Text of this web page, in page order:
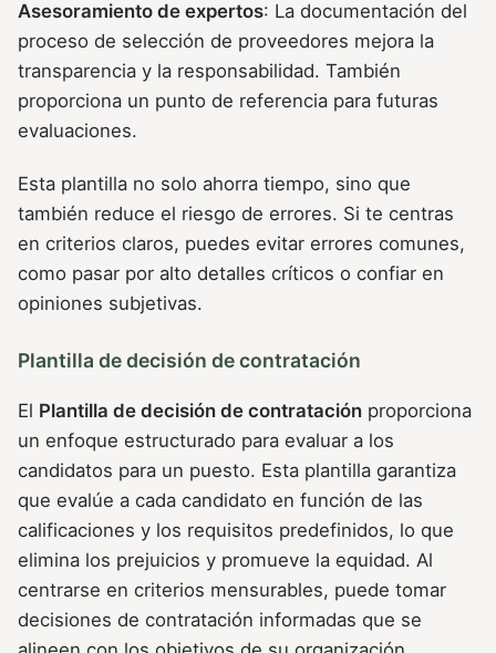
Asesoramiento de expertos: La documentación del
proceso de selección de proveedores mejora la
transparencia y la responsabilidad. También
proporciona un punto de referencia para futuras
evaluaciones.
Esta plantilla no solo ahorra tiempo, sino que
también reduce el riesgo de errores. Si te centras
en criterios claros, puedes evitar errores comunes,
como pasar por alto detalles críticos o confiar en
opiniones subjetivas.
Plantilla de decisión de contratación
El Plantilla de decisión de contratación proporciona
un enfoque estructurado para evaluar a los
candidatos para un puesto. Esta plantilla garantiza
que evalúe a cada candidato en función de las
calificaciones y los requisitos predefinidos, lo que
elimina los prejuicios y promueve la equidad. Al
centrarse en criterios mensurables, puede tomar
decisiones de contratación informadas que se